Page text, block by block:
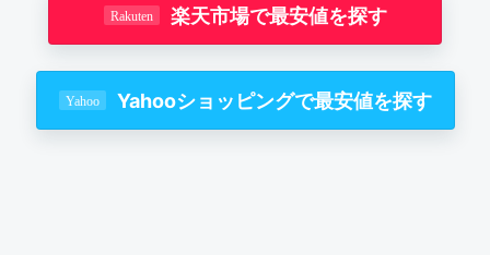
楽天市場で最安値を探す
Yahooショッピングで最安値を探す